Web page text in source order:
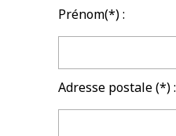
Prénom(*) :
Adresse postale (*) :